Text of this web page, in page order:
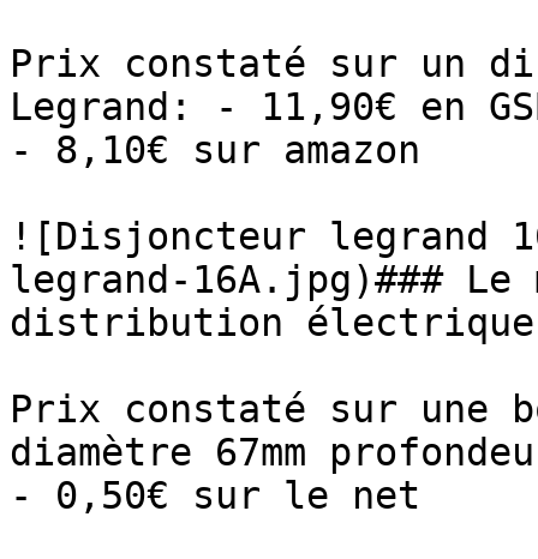
Prix constaté sur un
Legrand: - 11,90€ en
- 8,10€ sur amazon
![Disjoncteur legrand
legrand-16A.jpg)###
distribution électrique:
Prix constaté sur une
diamètre 67mm
- 0,50€ sur le net